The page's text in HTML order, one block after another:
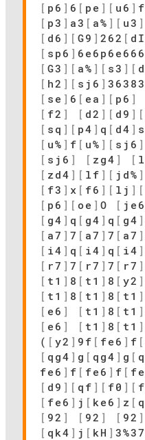
[ p6 ] 6 [ pe ] [ u6 ]
[ p3 ] a3 [ a% ] [ u3 ]
[ d6 ] [ G9 ] 262 [ dI
[ sp6 ]
[ G3 ] [ a% ] [ s3 ] [
[ h2 ] [ sj6 ]
[ se ] 6 [ ea ] [ p6 ]
[ f2 ] [ d2 ] [ d9 ] [
[ sq ] [ p4 ] q [ d4 ] s
[ u% ] f [ u% ] [ sj6 ]
[ sj6 ] [ zg4 ] [
[ zd4 ] [ lf ] [ jd% ]
[ f3 ] x [ f6 ] [ lj ] [
[ p6 ] [ oe ] O [ je6
[ g4 ] q [ g4 ] q [ g4 ]
[ a7 ] 7 [ a7 ] 7 [ a7 ]
[ i4 ] q [ i4 ] q [ i4 ]
[ r7 ] 7 [ r7 ] 7 [ r7 ]
[ t1 ] 8 [ t1 ] 8 [ y2 ]
[ t1 ] 8 [ t1 ] 8 [ t1 ]
[ e6 ] [ t1 ] 8 [ t1 ]
[ e6 ] [ t1 ] 8 [ t1 ]
( [ y2 ] 9f [ fe6 ] f [
[ qg4 ] g [ qg4 ] g [
fe6 ] f [ fe6 ] f [
[ d9 ] [ qf ] [ f0 ] [
[ fe6 ] j [ ke6 ] z [
[ 92 ] [ 92 ] [ 92 ]
[ qk4 ] j [ kH ]